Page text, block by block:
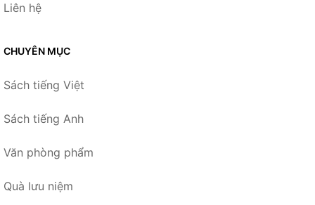
Liên hệ
CHUYÊN MỤC
Sách tiếng Việt
Sách tiếng Anh
Văn phòng phẩm
Quà lưu niệm